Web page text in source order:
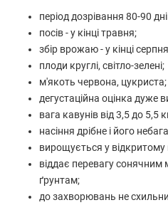
період дозрівання 80-90
посів - у кінці травня;
збір врожаю - у кінці
плоди круглі, світло-зелені;
м'якоть червона, цукриста;
дегустаційна оцінка дуже
вага кавунів від 3,5 до 5,5
насіння дрібне і його
вирощується у відкритому
віддає перевагу сонячним
ґрунтам;
до захворювань не